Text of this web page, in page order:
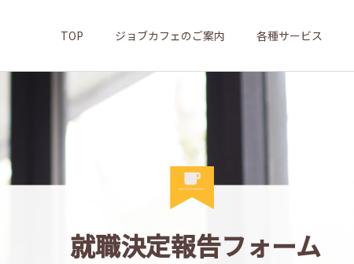
TOP ジョブカフェのご案内 各種サービス
就職決定報告フォーム